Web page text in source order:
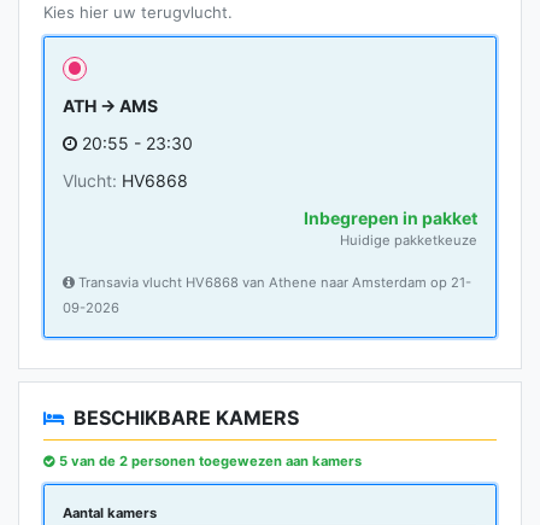
Kies hier uw terugvlucht.
ATH → AMS
20:55 - 23:30
Vlucht: HV6868
Inbegrepen in pakket
Huidige pakketkeuze
Transavia vlucht HV6868 van Athene naar Amsterdam op 21-
09-2026
BESCHIKBARE KAMERS
5 van de 2 personen toegewezen aan kamers
Aantal kamers